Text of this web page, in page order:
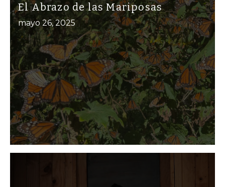
El Abrazo de las Mariposas
mayo 26, 2025